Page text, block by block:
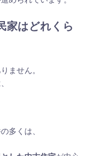
家はどれくら
ません。
多くは、